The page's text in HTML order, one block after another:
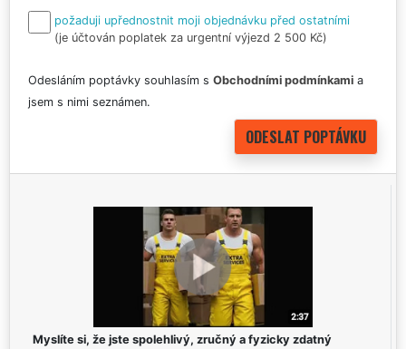
požaduji upřednostnit moji objednávku před ostatními
(je účtován poplatek za urgentní výjezd 2 500 Kč)
Odesláním poptávky souhlasím s Obchodními podmínkami a
jsem s nimi seznámen.
Myslíte si, že jste spolehlivý, zručný a fyzicky zdatný